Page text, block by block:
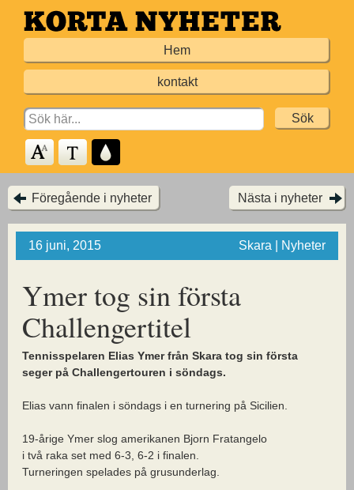
Hoppa
till
Hem
kontakt
Search
for:
Föregående i nyheter Nästa i nyheter
16 juni, 2015 Skara | Nyheter
Ymer tog sin första
Challengertitel
Tennisspelaren Elias Ymer från Skara tog sin första
seger på Challengertouren i söndags.
Elias vann finalen i söndags i en turnering på Sicilien.
19-årige Ymer slog amerikanen Bjorn Fratangelo
i två raka set med 6-3, 6-2 i finalen.
Turneringen spelades på grusunderlag.